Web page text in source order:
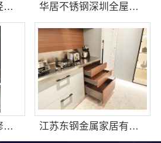
豪宅私人定制现代轻奢流程江苏东钢金属家居有限公司 华居不锈钢深圳全屋定制效果图呈现理想家居蓝图
华居不锈钢惠州装修十年专注不锈钢材质装修专家 江苏东钢金属家居有限公司：屏风隔断高端定制艺术漆价格